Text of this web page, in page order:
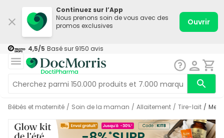
Continuez sur l’App
Nous prenons soin de vous avec des
promos exclusives
Ouvrir
4,5/5 Basé sur 9150 avis
Bébés et maternité / Soin de la maman / Allaitement / Tire-lait /